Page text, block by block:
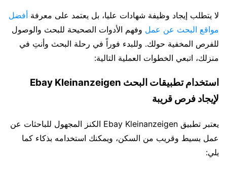
لا يتطلب إيجاد وظيفة شهادات عليا، بل يعتمد على معرفة أفضل
مواقع البحث عن عمل وفهم الأدوات الصحيحة للبحث والوصول
للفرص المخفية حولك. وللبدء فوراً في رحلة البحث وأنتِ في
منزلك، اتبعي الخطوات العملية التالية:
استخدام تطبيقات البحث Ebay Kleinanzeigen
لإيجاد فرص قريبة
يعتبر تطبيق Ebay Kleinanzeigen الكنز المجهول للباحثات عن
عمل بسيط وقريب من السكن، ويمكنك استخدامه بذكاء كما
يلي: